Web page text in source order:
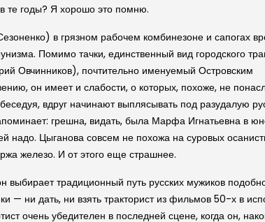
те годы? Я хорошо это помню.
в грязном рабочем комбинезоне и сапогах
Помимо тачки, единственный вид городского
Овчинников), почтительно именуемый Островским
он имеет и слабости, о которых, похоже, не
вдруг начинают выплясывать под разудалую
грешна, видать, была Марфа Игнатьевна в
надо. Цыганова совсем не похожа на суровых
железо. И от этого еще страшнее.
традиционный путь русских мужиков
— ни дать, ни взять тракторист из фильмов 50-х в
очень убедителен в последней сцене, когда он,